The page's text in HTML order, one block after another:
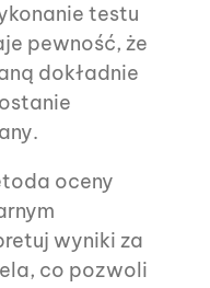
testu
pewność, że
dokładnie
oceny
wyniki za
co pozwoli